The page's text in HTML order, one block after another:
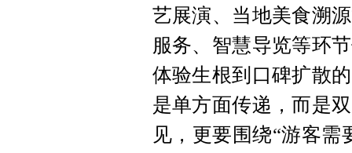
艺展演、当地美食溯
服务、智慧导览等环
体验生根到口碑扩散
是单方面传递，而是
见，更要围绕“游客